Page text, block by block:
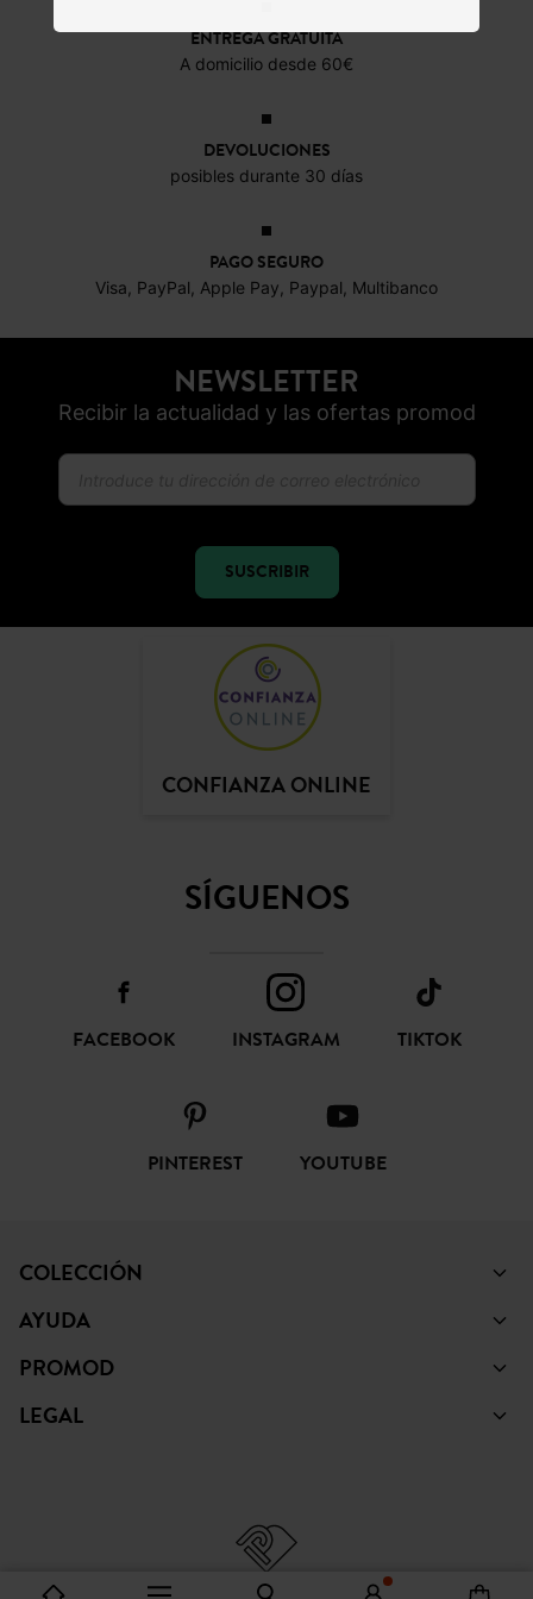
ENTREGA GRATUITA
A domicilio desde 60€
DEVOLUCIONES
posibles durante 30 días
PAGO SEGURO
Visa, PayPal, Apple Pay, Paypal, Multibanco
NEWSLETTER
Recibir la actualidad y las ofertas promod
SUSCRIBIR
CONFIANZA ONLINE
SÍGUENOS
FACEBOOK INSTAGRAM TIKTOK
PINTEREST YOUTUBE
COLECCIÓN
AYUDA
PROMOD
LEGAL